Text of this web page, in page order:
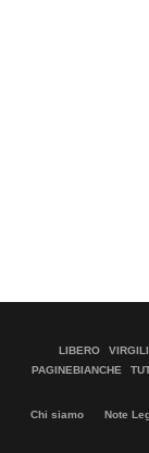
LIBERO
PAGINEBIANCHE
Chi siamo Note